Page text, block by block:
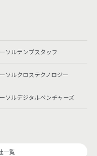
ソルテンプスタッフ
ソルクロステクノロジー
ソルデジタルベンチャーズ
一覧